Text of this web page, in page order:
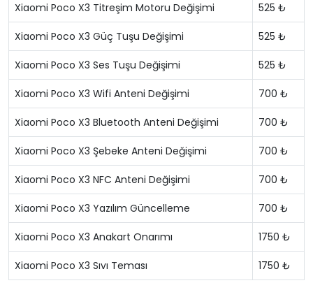
Xiaomi Poco X3 Titreşim Motoru Değişimi 525 ₺
Xiaomi Poco X3 Güç Tuşu Değişimi 525 ₺
Xiaomi Poco X3 Ses Tuşu Değişimi 525 ₺
Xiaomi Poco X3 Wifi Anteni Değişimi 700 ₺
Xiaomi Poco X3 Bluetooth Anteni Değişimi 700 ₺
Xiaomi Poco X3 Şebeke Anteni Değişimi 700 ₺
Xiaomi Poco X3 NFC Anteni Değişimi 700 ₺
Xiaomi Poco X3 Yazılım Güncelleme 700 ₺
Xiaomi Poco X3 Anakart Onarımı 1750 ₺
Xiaomi Poco X3 Sıvı Teması 1750 ₺